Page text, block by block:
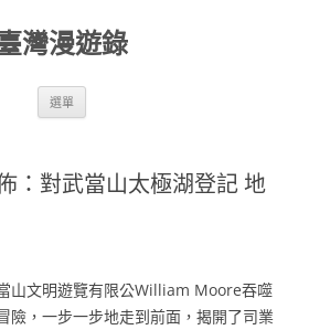
灣漫遊錄
選單
：對武當山太極湖登記 地
文明遊覽有限公William Moore吞噬
險，一步一步地走到前面，揭開了司業